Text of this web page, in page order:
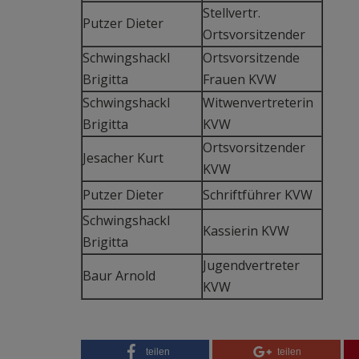
Putzer Dieter
Stellvertr.
Ortsvorsitzender
Schwingshackl
Brigitta
Ortsvorsitzende
Frauen KVW
Schwingshackl
Brigitta
Witwenvertreterin
KVW
Jesacher Kurt
Ortsvorsitzender
KVW
Putzer Dieter
Schriftführer KVW
Schwingshackl
Brigitta
Kassierin KVW
Baur Arnold
Jugendvertreter
KVW
teilen teilen